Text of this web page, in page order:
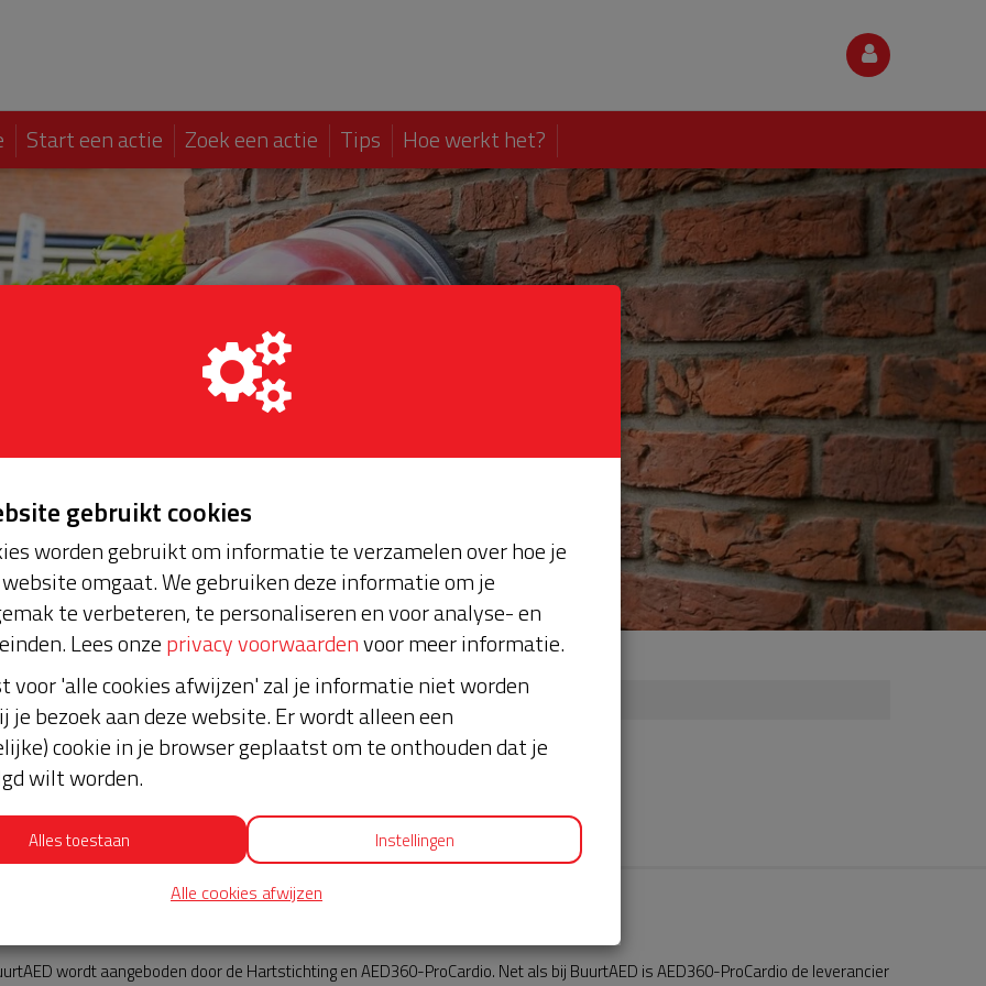
Start een actie Zoek een actie Tips Hoe werkt het?
Nieuws
wordt aangeboden door de Hartstichting en AED360-ProCardio. Net als bij BuurtAED is AED360-ProCardio de leverancier
gebruikt cookies
worden gebruikt om informatie te verzamelen over hoe je
omgaat. We gebruiken deze informatie om je
te verbeteren, te personaliseren en voor analyse- en
Lees onzeprivacy voorwaardenvoor meer informatie.
voor 'alle cookies afwijzen' zal je informatie niet worden
je bezoek aan deze website. Er wordt alleen een
cookie in je browser geplaatst om te onthouden dat je
wilt worden.
Alles toestaan Instellingen
Alle cookies afwijzen